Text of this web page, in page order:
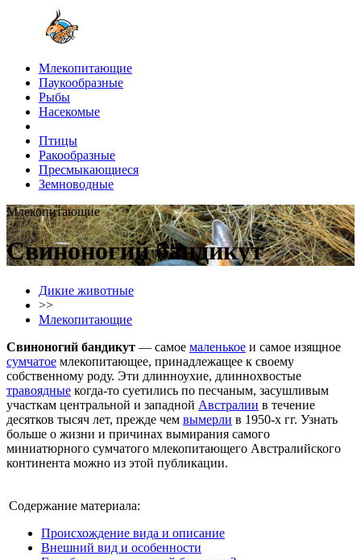
Млекопитающие
Паукообразные
Рыбы
Насекомые
Птицы
Ракообразные
Пресмыкающиеся
Земноводные
Млекопитающие
Свиноногий бандикут
Дикие животные
>>
Млекопитающие
Свиноногий бандикут — самое маленькое и самое изящное
сумчатое млекопитающее, принадлежащее к своему
собственному роду. Эти длинноухие, длиннохвостые
травоядные когда-то суетились по песчаным, засушливым
участкам центральной и западной Австралии в течение
десятков тысяч лет, прежде чем вымерли в 1950-х гг. Узнать
больше о жизни и причинах вымирания самого
миниатюрного сумчатого млекопитающего Австралийского
континента можно из этой публикации.
Содержание материала:
Происхождение вида и описание
Внешний вид и особенности